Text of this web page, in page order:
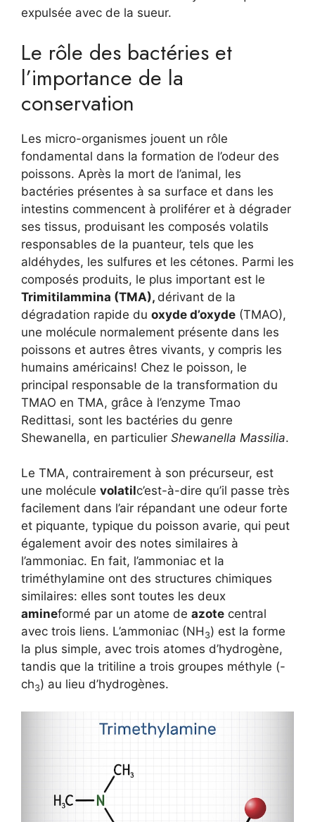
expulsée avec de la sueur.
Le rôle des bactéries et
l’importance de la
conservation
Les micro-organismes jouent un rôle
fondamental dans la formation de l’odeur des
poissons. Après la mort de l’animal, les
bactéries présentes à sa surface et dans les
intestins commencent à proliférer et à dégrader
ses tissus, produisant les composés volatils
responsables de la puanteur, tels que les
aldéhydes, les sulfures et les cétones. Parmi les
composés produits, le plus important est le
Trimitilammina (TMA), dérivant de la
dégradation rapide du oxyde d’oxyde (TMAO),
une molécule normalement présente dans les
poissons et autres êtres vivants, y compris les
humains américains! Chez le poisson, le
principal responsable de la transformation du
TMAO en TMA, grâce à l’enzyme Tmao
Redittasi, sont les bactéries du genre
Shewanella, en particulier Shewanella Massilia.
Le TMA, contrairement à son précurseur, est
une molécule volatilc’est-à-dire qu’il passe très
facilement dans l’air répandant une odeur forte
et piquante, typique du poisson avarie, qui peut
également avoir des notes similaires à
l’ammoniac. En fait, l’ammoniac et la
triméthylamine ont des structures chimiques
similaires: elles sont toutes les deux
amineformé par un atome de azote central
avec trois liens. L’ammoniac (NH 3) est la forme
la plus simple, avec trois atomes d’hydrogène,
tandis que la tritiline a trois groupes méthyle (-
ch3) au lieu d’hydrogènes.